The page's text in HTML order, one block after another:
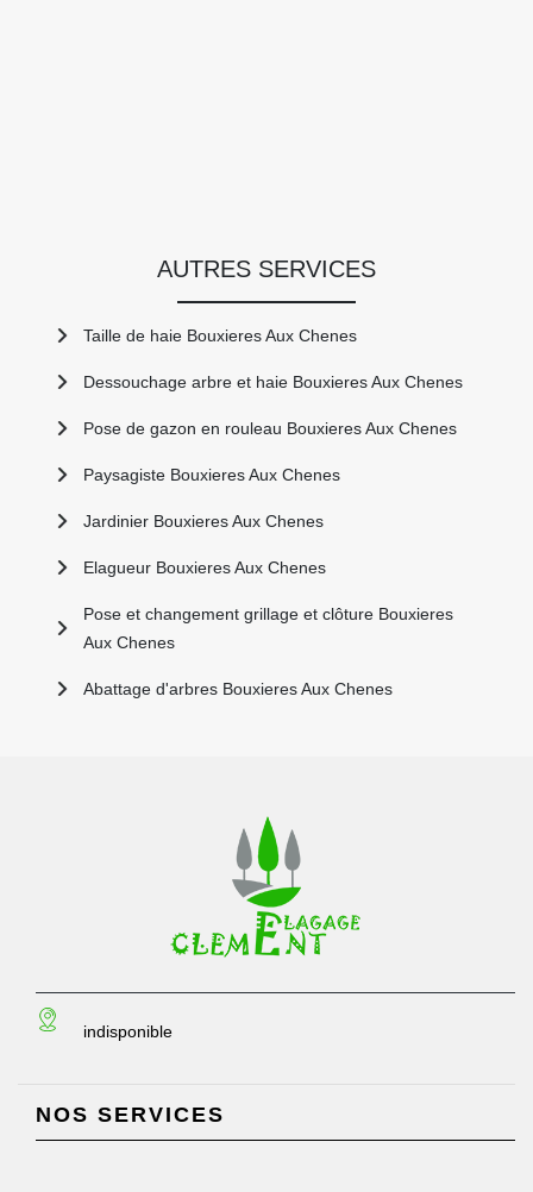
AUTRES SERVICES
Taille de haie Bouxieres Aux Chenes
Dessouchage arbre et haie Bouxieres Aux Chenes
Pose de gazon en rouleau Bouxieres Aux Chenes
Paysagiste Bouxieres Aux Chenes
Jardinier Bouxieres Aux Chenes
Elagueur Bouxieres Aux Chenes
Pose et changement grillage et clôture Bouxieres
Aux Chenes
Abattage d'arbres Bouxieres Aux Chenes
indisponible
NOS SERVICES